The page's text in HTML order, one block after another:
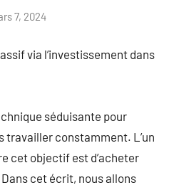
7, 2024
via l’investissement dans
séduisante pour
travailler constamment. L’un
cet objectif est d’acheter
cet écrit, nous allons